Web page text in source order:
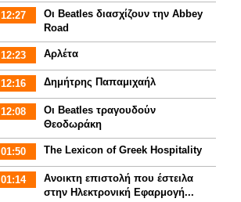
12:27
Οι Beatles διασχίζουν την Abbey
Road
12:23 Αρλέτα
12:16 Δημήτρης Παπαμιχαήλ
12:08
Οι Beatles τραγουδούν
Θεοδωράκη
01:50 The Lexicon of Greek Hospitality
01:14
Aνοικτη επιστολή που έστειλα
στην Ηλεκτρονική Εφαρμογή...